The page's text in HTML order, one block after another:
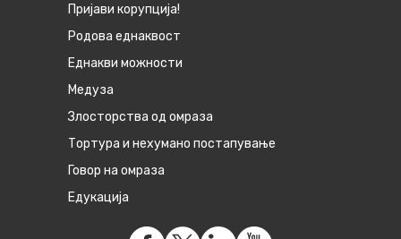
Пријави корупција!
Родова еднаквост
Eднакви можности
Медуза
Злосторства од омраза
Тортура и нехумано постапување
Говор на омраза
Едукација